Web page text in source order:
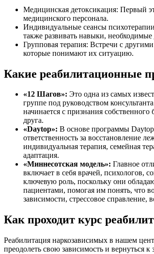
Медицинская детоксикация: Первый
медицинского персонала.
Индивидуальные сеансы
также развивать навыки,
Групповая терапия: Встречи с
которые понимают их ситуацию.
Какие реабилитационные
«12 Шагов»: Это одна из самых
группе под руководством
начинается с признания
друга.
«Daytop»: В основе программы Daytop
ответственность за восстановление
индивидуальная терапия, семейная
адаптация.
«Миннесотская модель»: Главное
включает в себя врачей, психологов,
ключевую роль, поскольку они
пациентами, помогая им понять, что
зависимости, стрессовое справление,
Как проходит курс
Реабилитация наркозависимых в нашем
преодолеть свою зависимость и вернуться